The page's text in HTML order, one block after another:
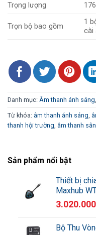
Trọng lượng
Trọn bộ bao gồm
1
cài
Danh mục: Âm thanh ánh sáng
Từ khóa: âm thanh ánh sáng
thanh hội trường âm thanh
Sản phẩm nổi bật
Thiết bị
Maxhub
3.020.000
Bộ Thu